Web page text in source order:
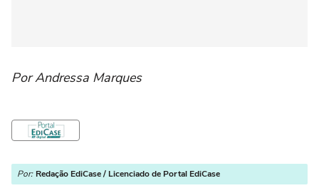
Por Andressa Marques
Por: Redação EdiCase / Licenciado de Portal EdiCase